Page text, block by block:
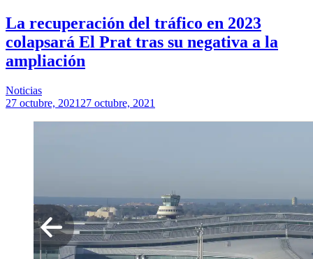
La recuperación del tráfico en 2023
colapsará El Prat tras su negativa a la
ampliación
Noticias
27 octubre, 2021 27 octubre, 2021